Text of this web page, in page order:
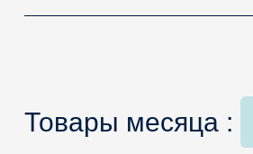
Товары месяца :